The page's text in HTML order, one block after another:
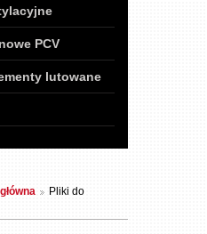
PCV
lutowane
Pliki do